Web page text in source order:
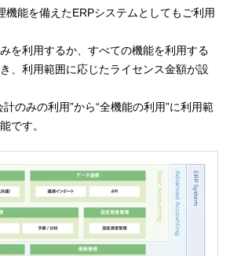
機能を備えたERPシステムとしてもご利用
を利用するか、すべての機能を利用する
、利用範囲に応じたライセンス金額が設
のみの利用”から“全機能の利用”に利用範
です。